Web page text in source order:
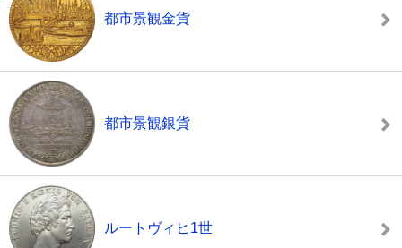
都市景観金貨
都市景観銀貨
ルートヴィヒ1世